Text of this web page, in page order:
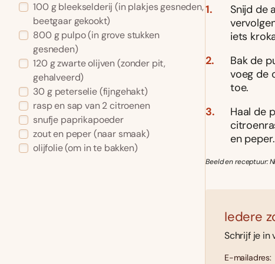
100 g bleekselderij (in plakjes gesneden,
beetgaar gekookt)
800 g pulpo(in grove stukken
gesneden)
120 gzwarte olijven(zonder pit,
gehalveerd)
30 g peterselie(fijngehakt)
rasp en sap van 2 citroenen
snufje paprikapoeder
zout en peper(naar smaak)
olijfolie(om in te bakken)
Snijd de
iets
Bak de
voeg de
toe.
Haal de
en peper.
Beeld en receptuur:
Iedere
Schrijf je in
E-mailadres: